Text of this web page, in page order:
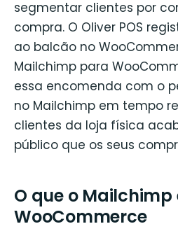
segmentar clientes por
compra. O Oliver POS
ao balcão no
Mailchimp para
essa encomenda com o
no Mailchimp em tempo
clientes da loja física
público que os seus
O que o
WooCommerce